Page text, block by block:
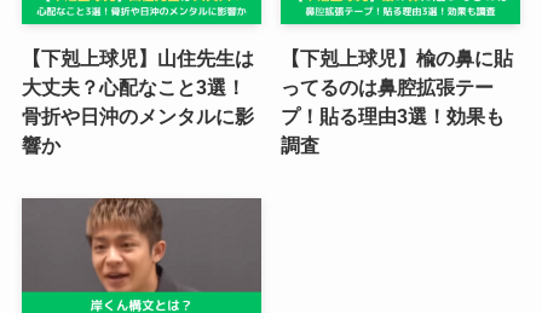
【下剋上球児】山住先生は
大丈夫？心配なこと3選！
骨折や日沖のメンタルに影
響か
【下剋上球児】楡の鼻に貼
ってるのは鼻腔拡張テー
プ！貼る理由3選！効果も
調査